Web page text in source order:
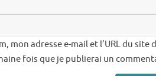
mon adresse e-mail et l’URL du site
fois que je publierai un